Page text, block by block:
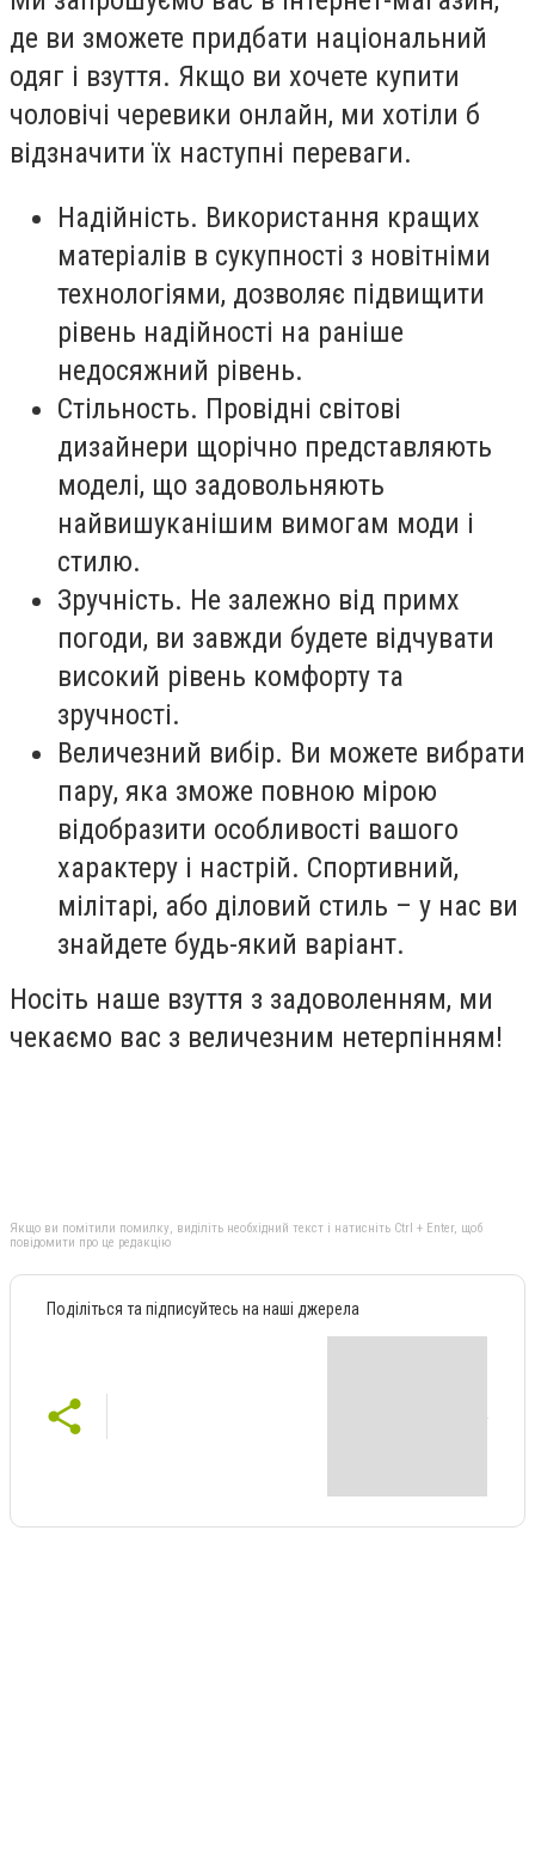
де ви зможете придбати національний
одяг і взуття. Якщо ви хочете купити
чоловічі черевики онлайн, ми хотіли б
відзначити їх наступні переваги.
Надійність. Використання кращих
матеріалів в сукупності з новітніми
технологіями, дозволяє підвищити
рівень надійності на раніше
недосяжний рівень.
Стільность. Провідні світові
дизайнери щорічно представляють
моделі, що задовольняють
найвишуканішим вимогам моди і
стилю.
Зручність. Не залежно від примх
погоди, ви завжди будете відчувати
високий рівень комфорту та
зручності.
Величезний вибір. Ви можете вибрати
пару, яка зможе повною мірою
відобразити особливості вашого
характеру і настрій. Спортивний,
мілітарі, або діловий стиль – у нас ви
знайдете будь-який варіант.
Носіть наше взуття з задоволенням, ми
чекаємо вас з величезним нетерпінням!
Якщо ви помітили помилку, виділіть необхідний текст і натисніть Ctrl + Enter, щоб
повідомити про це редакцію
Поділіться та підписуйтесь на наші джерела